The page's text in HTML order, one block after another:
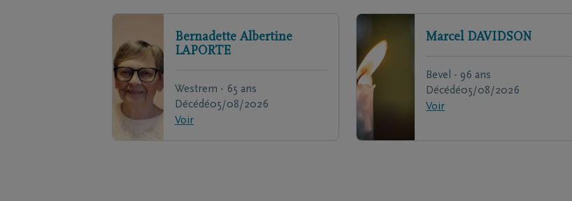
Bernadette Albertine
LAPORTE
Westrem - 65 ans
Décédé05/08/2026
Voir
Marcel DAVIDSON
Bevel - 96 ans
Décédé05/08/2026
Voir